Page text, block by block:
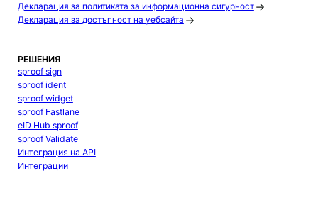
Декларация за политиката за информационна сигурност
Декларация за достъпност на уебсайта
РЕШЕНИЯ
sproof sign
sproof ident
sproof widget
sproof Fastlane
eID Hub sproof
sproof Validate
Интеграция на API
Интеграции